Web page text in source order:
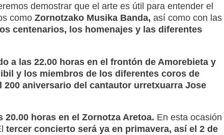
demostrar que el arte es útil para entender el
comoZornotzako Musika Banda, así como con las
centenarios, los homenajes y las diferentes
a las 22.00 horas en el frontón de Amorebieta y
y los miembros de los diferentes coros de
200 aniversario del cantautor urretxuarra Jose
20.00 horas en el Zornotza Aretoa. En esta ocasión
tercer concierto será ya en primavera, así el 2 de